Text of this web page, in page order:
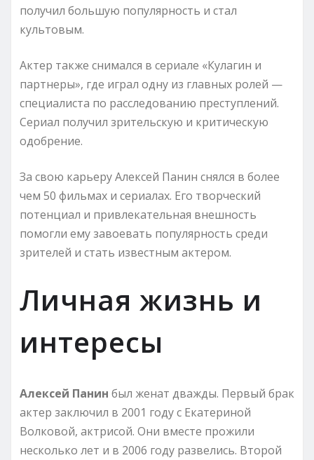
получил большую популярность и стал
культовым.
Актер также снимался в сериале «Кулагин и
партнеры», где играл одну из главных ролей —
специалиста по расследованию преступлений.
Сериал получил зрительскую и критическую
одобрение.
За свою карьеру Алексей Панин снялся в более
чем 50 фильмах и сериалах. Его творческий
потенциал и привлекательная внешность
помогли ему завоевать популярность среди
зрителей и стать известным актером.
Личная жизнь и
интересы
Алексей Панин был женат дважды. Первый брак
актер заключил в 2001 году с Екатериной
Волковой, актрисой. Они вместе прожили
несколько лет и в 2006 году развелись. Второй